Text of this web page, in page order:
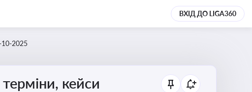
ВХІД ДО LIGA360
2025
кейси